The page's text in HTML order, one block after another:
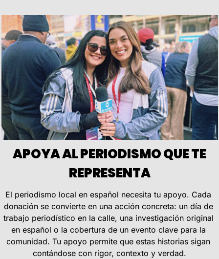
APOYA AL PERIODISMO QUE TE
REPRESENTA
El periodismo local en español necesita tu apoyo. Cada
donación se convierte en una acción concreta: un día de
trabajo periodístico en la calle, una investigación original
en español o la cobertura de un evento clave para la
comunidad. Tu apoyo permite que estas historias sigan
contándose con rigor, contexto y verdad.